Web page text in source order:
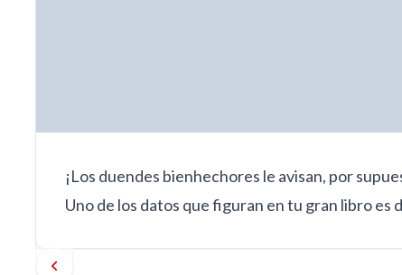
¡Los duendes bienhechores le avisan, por
Uno de los datos que figuran en tu gran libro